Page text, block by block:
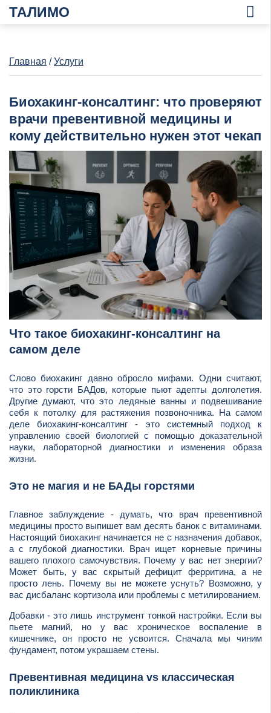
ТАЛИМО
Главная /Услуги
Биохакинг-консалтинг: что проверяют
врачи превентивной медицины и
кому действительно нужен этот чекап
Что такое биохакинг-консалтинг на
самом деле
Слово биохакинг давно обросло мифами. Одни считают,
что это горсти БАДов, которые пьют адепты долголетия.
Другие думают, что это ледяные ванны и подвешивание
себя к потолку для растяжения позвоночника. На самом
деле биохакинг-консалтинг - это системный подход к
управлению своей биологией с помощью доказательной
науки, лабораторной диагностики и изменения образа
жизни.
Это не магия и не БАДы горстями
Главное заблуждение - думать, что врач превентивной
медицины просто выпишет вам десять банок с витаминами.
Настоящий биохакинг начинается не с назначения добавок,
а с глубокой диагностики. Врач ищет корневые причины
вашего плохого самочувствия. Почему у вас нет энергии?
Может быть, у вас скрытый дефицит ферритина, а не
просто лень. Почему вы не можете уснуть? Возможно, у
вас дисбаланс кортизола или проблемы с метилированием.
Добавки - это лишь инструмент тонкой настройки. Если вы
пьете магний, но у вас хроническое воспаление в
кишечнике, он просто не усвоится. Сначала мы чиним
фундамент, потом украшаем стены.
Превентивная медицина vs классическая
поликлиника